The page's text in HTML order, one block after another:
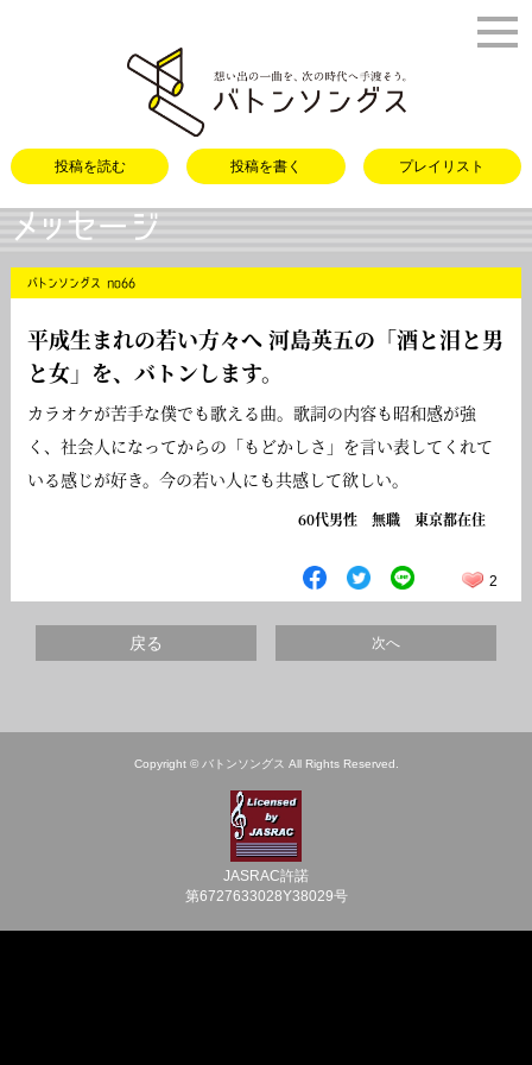
投稿を読む 投稿を書く プレイリスト
メッセージ
バトンソングス no66
平成生まれの若い方々へ 河島英五の「酒と泪と男
と女」を、バトンします。
カラオケが苦手な僕でも歌える曲。歌詞の内容も昭和感が強
く、社会人になってからの「もどかしさ」を言い表してくれて
いる感じが好き。今の若い人にも共感して欲しい。
60代男性 無職 東京都在住
2
戻る 次へ
Copyright © バトンソングス All Rights Reserved.
JASRAC許諾
第6727633028Y38029号